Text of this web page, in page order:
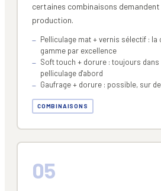
certaines combinaisons
production.
Pelliculage mat + vernis sélectif : la
gamme par excellence
Soft touch + dorure : toujours
pelliculage d'abord
Gaufrage + dorure : possible, sur
COMBINAISONS
05